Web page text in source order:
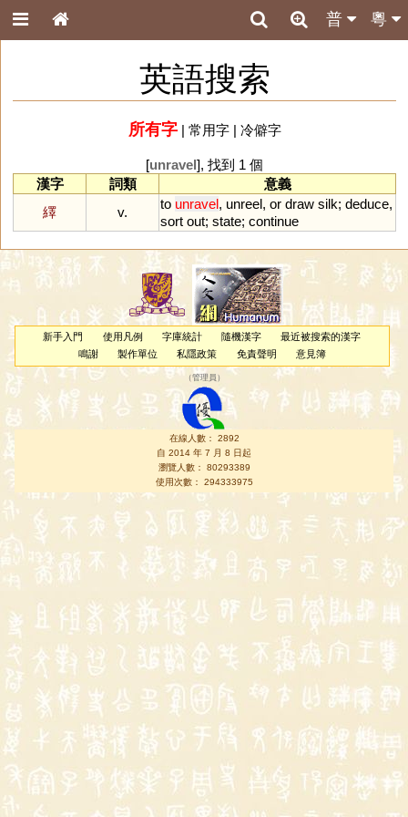
粵
普
英語搜索
所有字| 常用字| 冷僻字
[unravel], 找到 1 個
漢字
詞類
意義
繹
v.
to unravel, unreel, or draw silk; deduce,
sort out; state; continue
新手入門 使用凡例 字庫統計 隨機漢字
最近被搜索的漢字
鳴謝
製作單位 私隱政策 免責聲明 意見簿
（管理員 ）
在線人數： 2892
自 2014 年 7 月 8 日起
瀏覽人數： 80293389
使用次數： 294333975